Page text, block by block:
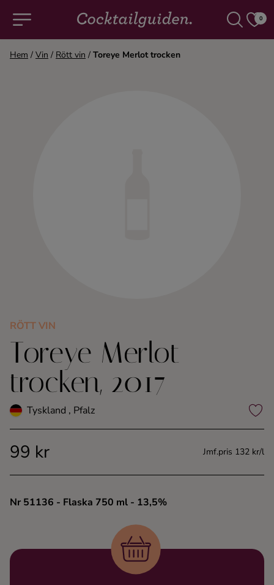
0
Konjak
Likör
Rom
Tequila
Hem / Vin / Rött vin / Toreye Merlot trocken
RÖTT VIN
Toreye Merlot
trocken, 2017
Tyskland , Pfalz
99 kr Jmf.pris 132 kr/l
Nr 51136 - Flaska 750 ml - 13,5%